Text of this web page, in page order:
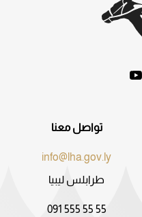
تواصل معنا
info@lha.gov.ly
طرابلس ليبيا
091 555 55 55